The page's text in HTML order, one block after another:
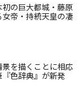
の巨大都城・藤原
帝・持統天皇の凄
を描くことに相応
色辞典』が新発